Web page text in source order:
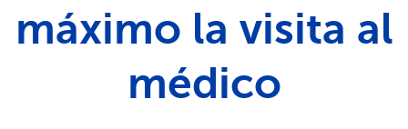
máximo la visita al
médico